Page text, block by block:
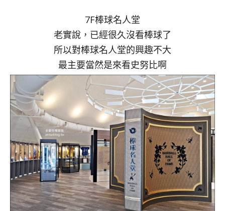
7F棒球名人堂
老實說，已經很久沒看棒球了
所以對棒球名人堂的興趣不大
最主要當然是來看史努比啊